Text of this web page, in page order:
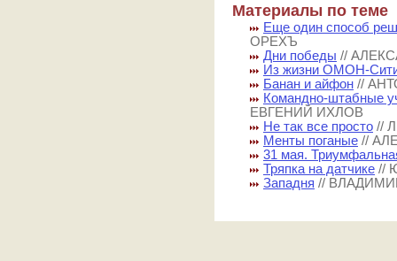
Материалы по теме
Еще один способ
ОРЕХЪ
Дни победы //
Из жизни ОМОН-
Банан и айфон //
Командно-штабные
ЕВГЕНИЙ ИХЛОВ
Не так все просто //
Менты поганые //
31 мая.
Тряпка на датчике //
Западня //